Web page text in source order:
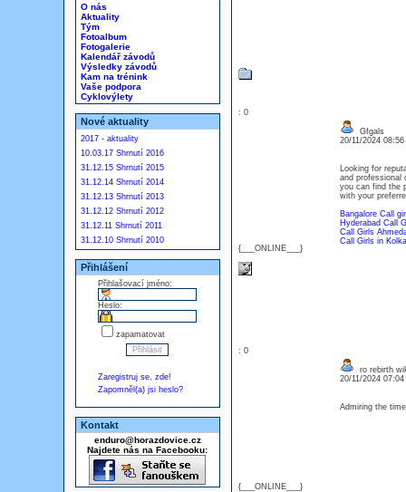
O nás
Aktuality
Tým
Fotoalbum
Fotogalerie
Kalendář závodů
Výsledky závodů
Kam na trénink
Vaše podpora
Cyklovýlety
Nové aktuality
2017 - aktuality
10.03.17 Shrnutí 2016
31.12.15 Shrnutí 2015
31.12.14 Shrnutí 2014
31.12.13 Shrnutí 2013
31.12.12 Shrnutí 2012
31.12.11 Shrnutí 2011
31.12.10 Shrnutí 2010
Přihlášení
Přihlašovací jméno:
Heslo:
zapamatovat
Zaregistruj se, zde!
Zapomněl(a) jsi heslo?
Kontakt
enduro@horazdovice.cz
Najdete nás na Facebooku:
: 0
{___ONLINE___}
Gfgals
20/11/2024
Looking for
and professional
you can find the
with your
Bangalore Call
Hyderabad Call
Call Girls
Call Girls in
: 0
{___ONLINE___}
ro rebirth
20/11/2024
Admiring the